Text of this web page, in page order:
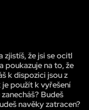
zjistíš, že jsi se ocitl
poukazuje na to, že
k dispozici jsou z
použít k vyřešení
Budeš
navěky zatracen?